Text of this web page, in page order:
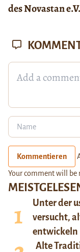
des Novastan
Unter der
versucht,
entwickeln
Alte
Kommentieren
Your comment will be